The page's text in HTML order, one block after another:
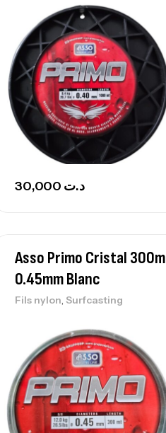
د.ت
Asso Primo Cristal 300m
0.45mm Blanc
Fils nylon, Surfcasting